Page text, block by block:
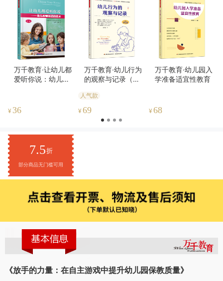
万千教育·让幼儿都
爱听你说：幼儿教
¥ 36
万千教育·幼儿行为
的观察与记录（原
人气款
¥ 69
万千教育·幼儿园入
学准备适宜性教育
¥ 68
7.5折
部分商品无门槛可用
《放手的力量：在自主游戏中提升幼儿园保教质量》